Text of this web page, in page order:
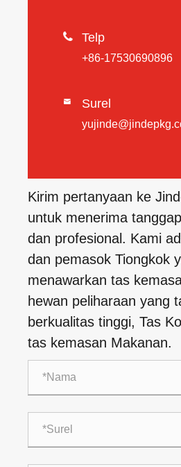
 Telp
+86-17530690896
 Surel
Kirim pertanyaan ke
untuk menerima
dan profesional. Kami
dan pemasok Tiongkok
menawarkan tas
hewan peliharaan yang
berkualitas tinggi, Tas
tas kemasan Makanan.